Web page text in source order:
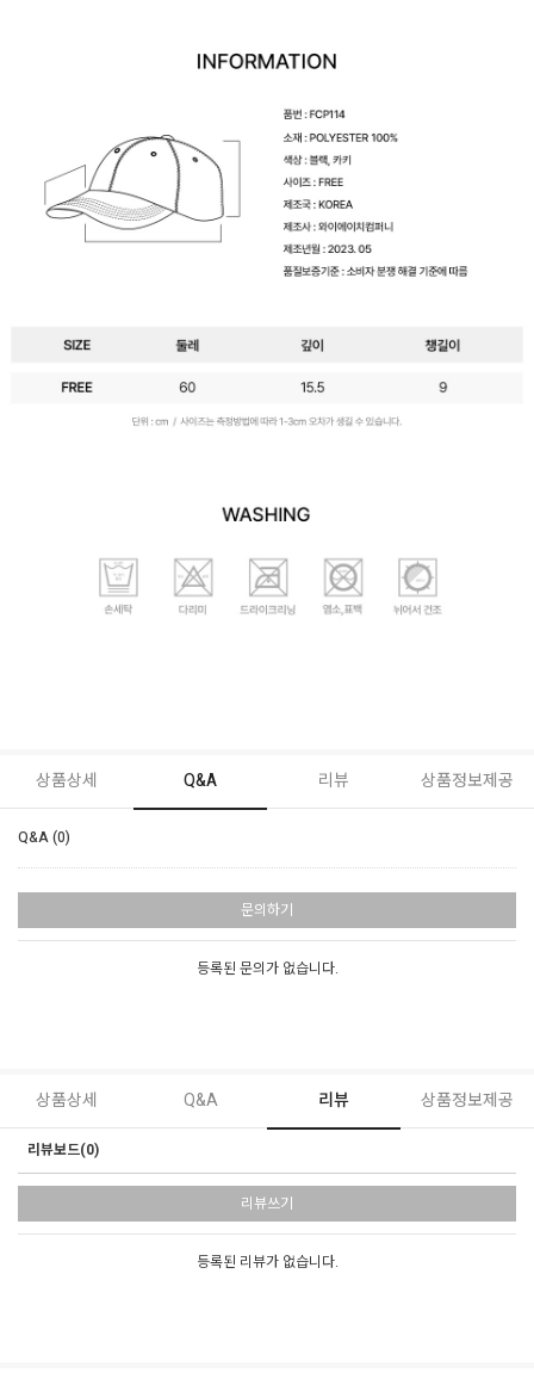
상품상세 Q&A 리뷰 상품정보제공
Q&A (0)
문의하기
등록된 문의가 없습니다.
상품상세 Q&A 리뷰 상품정보제공
리뷰보드(0)
리뷰쓰기
등록된 리뷰가 없습니다.